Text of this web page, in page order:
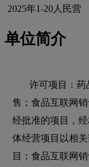
2025年1-20人 民营
单位简介
许可项目：药
售；食品互联网
经批准的项目，
体经营项目以相
目：食品互联网